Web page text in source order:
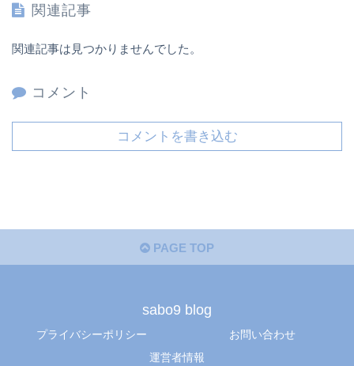
関連記事
関連記事は見つかりませんでした。
コメント
コメントを書き込む
PAGE TOP
sabo9 blog
プライバシーポリシー
お問い合わせ
運営者情報